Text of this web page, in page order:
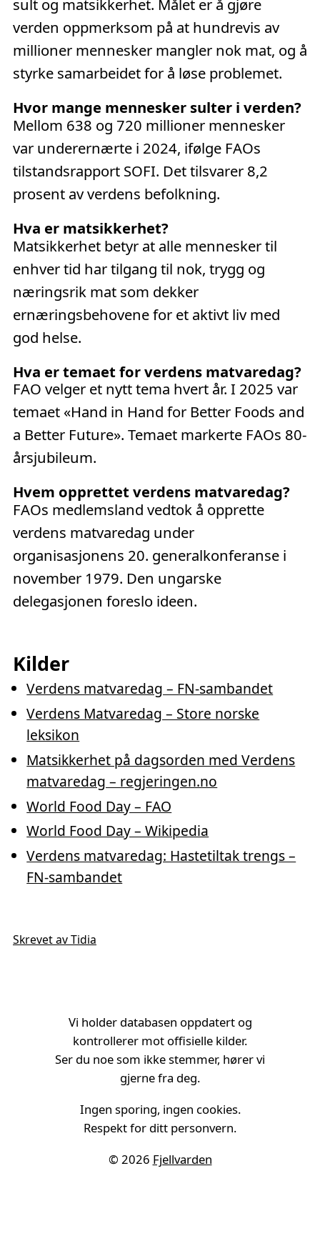
sult og matsikkerhet. Målet er å gjøre
verden oppmerksom på at hundrevis av
millioner mennesker mangler nok mat, og å
styrke samarbeidet for å løse problemet.
Hvor mange mennesker sulter i verden?
Mellom 638 og 720 millioner mennesker
var underernærte i 2024, ifølge FAOs
tilstandsrapport SOFI. Det tilsvarer 8,2
prosent av verdens befolkning.
Hva er matsikkerhet?
Matsikkerhet betyr at alle mennesker til
enhver tid har tilgang til nok, trygg og
næringsrik mat som dekker
ernæringsbehovene for et aktivt liv med
god helse.
Hva er temaet for verdens matvaredag?
FAO velger et nytt tema hvert år. I 2025 var
temaet «Hand in Hand for Better Foods and
a Better Future». Temaet markerte FAOs 80-
årsjubileum.
Hvem opprettet verdens matvaredag?
FAOs medlemsland vedtok å opprette
verdens matvaredag under
organisasjonens 20. generalkonferanse i
november 1979. Den ungarske
delegasjonen foreslo ideen.
Kilder
Verdens matvaredag – FN-sambandet
Verdens Matvaredag – Store norske
leksikon
Matsikkerhet på dagsorden med Verdens
matvaredag – regjeringen.no
World Food Day – FAO
World Food Day – Wikipedia
Verdens matvaredag: Hastetiltak trengs –
FN-sambandet
Skrevet av Tidia
Vi holder databasen oppdatert og
kontrollerer mot offisielle kilder.
Ser du noe som ikke stemmer, hører vi
gjerne fra deg.
Ingen sporing, ingen cookies.
Respekt for ditt personvern.
© 2026 Fjellvarden